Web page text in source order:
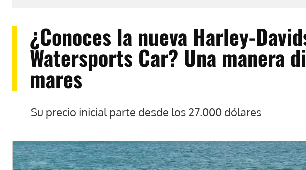
¿Conoces la nueva Harley-
Watersports Car? Una manera
mares
Su precio inicial parte desde los 27.000 dólares